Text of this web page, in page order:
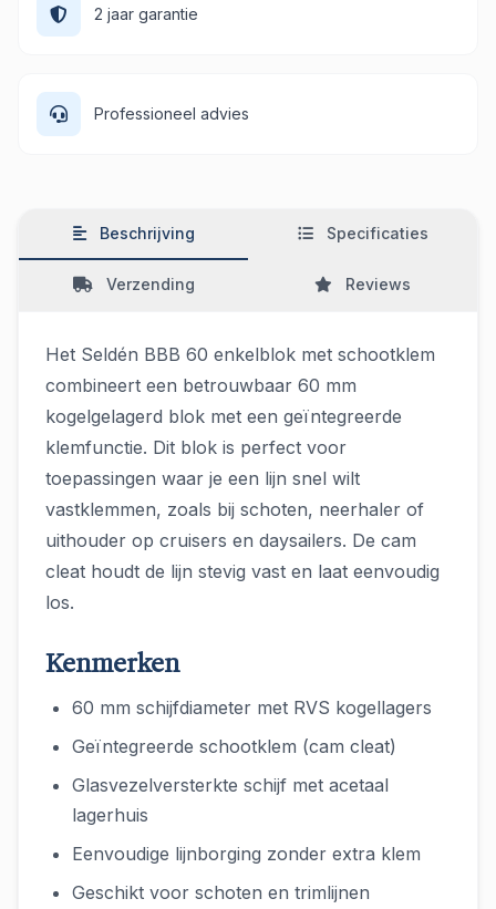
2 jaar garantie
Professioneel advies
Beschrijving Specificaties
Verzending Reviews
Het Seldén BBB 60 enkelblok met schootklem
combineert een betrouwbaar 60 mm
kogelgelagerd blok met een geïntegreerde
klemfunctie. Dit blok is perfect voor
toepassingen waar je een lijn snel wilt
vastklemmen, zoals bij schoten, neerhaler of
uithouder op cruisers en daysailers. De cam
cleat houdt de lijn stevig vast en laat eenvoudig
los.
Kenmerken
60 mm schijfdiameter met RVS kogellagers
Geïntegreerde schootklem (cam cleat)
Glasvezelversterkte schijf met acetaal
lagerhuis
Eenvoudige lijnborging zonder extra klem
Geschikt voor schoten en trimlijnen